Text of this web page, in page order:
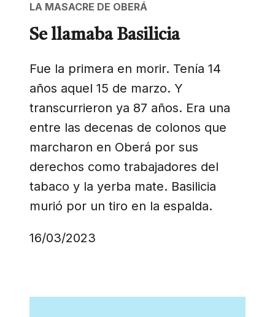
LA MASACRE DE OBERÁ
Se llamaba Basilicia
Fue la primera en morir. Tenía 14
años aquel 15 de marzo. Y
transcurrieron ya 87 años. Era una
entre las decenas de colonos que
marcharon en Oberá por sus
derechos como trabajadores del
tabaco y la yerba mate. Basilicia
murió por un tiro en la espalda.
16/03/2023